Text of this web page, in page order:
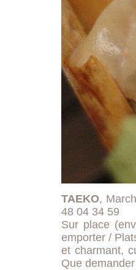
TAEKO,
48 04 34 59
Sur place
emporter /
et charmant,
Que